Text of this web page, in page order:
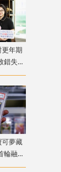
年期
錯失
可夢藏
輪融資